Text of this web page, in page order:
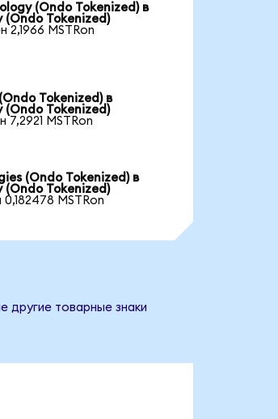
(Ondo Tokenized) в
Tokenized)
2,1966 MSTRon
Tokenized) в
Tokenized)
7,2921 MSTRon
(Ondo Tokenized) в
Tokenized)
0,182478 MSTRon
другие товарные знаки